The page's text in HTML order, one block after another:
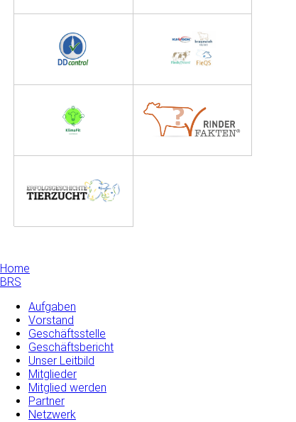
Home
BRS
Aufgaben
Vorstand
Geschäftsstelle
Geschäftsbericht
Unser Leitbild
Mitglieder
Mitglied werden
Partner
Netzwerk